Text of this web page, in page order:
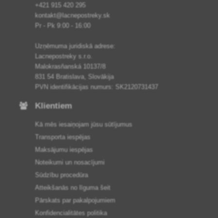
+421 915 420 295
kontakt@lacnepostreky.sk
Pr - Pk 9:00 - 16:00
Uzņēmuma juridiskā adrese:
Lacnepostreky s.r.o.
Malokrasňanská 10137/8
831 54 Bratislava, Slovākija
PVN identifikācijas numurs: SK2120731437
Klientiem
Kā mēs iesaiņojam jūsu sūtījumus
Transporta iespējas
Maksājumu iespējas
Noteikumi un nosacījumi
Sūdzību procedūra
Atteikšanās no līguma šeit
Pārskats par pakalpojumiem
Konfidencialitātes politika